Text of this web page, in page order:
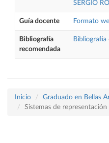
SERGIO
Guía docente Formato
Bibliografía
recomendada
Bibliografía
Inicio Graduado en Bellas
Sistemas de representación I